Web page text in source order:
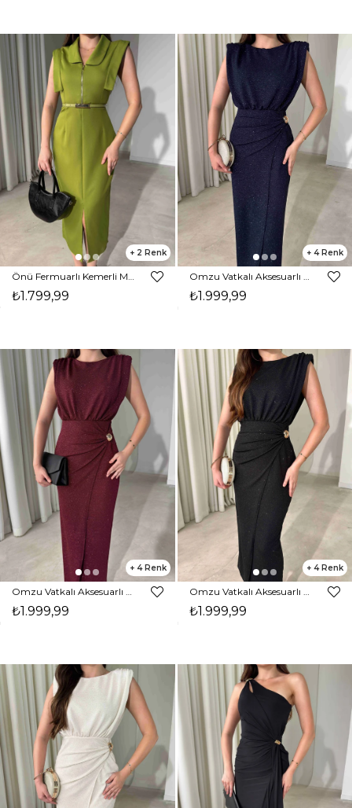
2
Önü Fermuarlı Kemerli Midi Boy Yağ Yeşili Eldon Kadın Elbise 26Y471
₺1.799,99
4
Omzu Vatkalı Aksesuarlı Midi Boy Parıltılı Lacivert Nora Kadın Elbise 26Y472
₺1.999,99
4
₺1.999,99
4
₺1.999,99